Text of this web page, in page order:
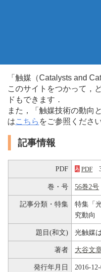
「触媒（Catalysts and
このサイトをつかって，
ドもできます．
また，「触媒技術の動向
はこちら をご参照ください
記事情報
PDF PDF
巻・号 56巻2号
記事分類・特集
特集「
究動向
題目(和文) 光触媒
著者 大谷文
発行年月日 2016-12-